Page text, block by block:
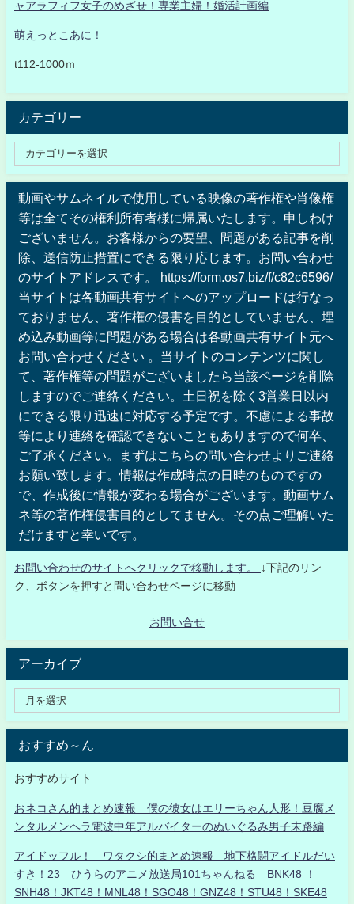
ャアラフィフ女子のめざせ！専業主婦！婚活計画編
萌えっとこあに！
t112-1000ｍ
カテゴリー
動画やサムネイルで使用している映像の著作権や肖像権
等は全てその権利所有者様に帰属いたします。申しわけ
ございません。お客様からの要望、問題がある記事を削
除、送信防止措置にできる限り応じます。お問い合わせ
のサイトアドレスです。 https://form.os7.biz/f/c82c6596/
当サイトは各動画共有サイトへのアップロードは行なっ
ておりません、著作権の侵害を目的としていません、埋
め込み動画等に問題がある場合は各動画共有サイト元へ
お問い合わせください 。当サイトのコンテンツに関し
て、著作権等の問題がございましたら当該ページを削除
しますのでご連絡ください。土日祝を除く3営業日以内
にできる限り迅速に対応する予定です。不慮による事故
等により連絡を確認できないこともありますので何卒、
ご了承ください。まずはこちらの問い合わせよりご連絡
お願い致します。情報は作成時点の日時のものですの
で、作成後に情報が変わる場合がございます。動画サム
ネ等の著作権侵害目的としてません。その点ご理解いた
だけますと幸いです。
お問い合わせのサイトへクリックで移動します。
↓下記のリン
ク、ボタンを押すと問い合わせページに移動
お問い合せ
アーカイブ
おすすめ～ん
おすすめサイト
おネコさん的まとめ速報 僕の彼女はエリーちゃん人形！豆腐メ
ンタルメンヘラ電波中年アルバイターのぬいぐるみ男子末路編
アイドッフル！ ワタクシ的まとめ速報 地下格闘アイドルだい
すき！23 ひうらのアニメ放送局101ちゃんねる BNK48 ！
SNH48！JKT48！MNL48！SGO48！GNZ48！STU48！SKE48